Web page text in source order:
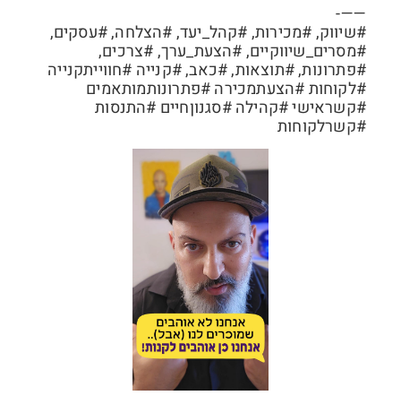
——-
#שיווק, #מכירות, #קהל_יעד, #הצלחה, #עסקים,
#מסרים_שיווקיים, #הצעת_ערך, #צרכים,
#פתרונות, #תוצאות, #כאב, #קנייה #חווייתקנייה
#לקוחות #הצעתמכירה #פתרונותמותאמים
#קשראישי #קהילה #סגנוןחיים #התנסות
#קשרלקוחות